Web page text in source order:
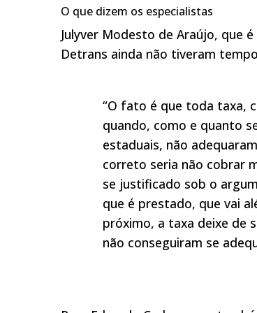
O que dizem os especialistas
Julyver Modesto de Araújo, que
Detrans ainda não tiveram
“O fato é que toda taxa,
quando, como e quanto
estaduais, não
correto seria não cobrar
se justificado sob o
que é prestado, que vai
próximo, a taxa deixe de
não conseguiram se